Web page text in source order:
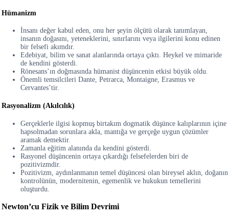
Hümanizm
İnsanı değer kabul eden, onu her şeyin ölçütü olarak tanımlayan,
insanın doğasını, yeteneklerini, sınırlarını veya ilgilerini konu edinen
bir felsefi akımdır.
Edebiyat, bilim ve sanat alanlarında ortaya çıktı. Heykel ve mimaride
de kendini gösterdi.
Rönesans’ın doğmasında hümanist düşüncenin etkisi büyük oldu.
Önemli temsilcileri Dante, Petrarca, Montaigne, Erasmus ve
Cervantes’tir.
Rasyonalizm (Akılcılık)
Gerçeklerle ilgisi kopmuş birtakım dogmatik düşünce kalıplarının içine
hapsolmadan sorunlara akla, mantığa ve gerçeğe uygun çözümler
aramak demektir.
Zamanla eğitim alanında da kendini gösterdi.
Rasyonel düşüncenin ortaya çıkardığı felsefelerden biri de
pozitivizmdir.
Pozitivizm, aydınlanmanın temel düşüncesi olan bireysel aklın, doğanın
kontrolünün, modernitenin, egemenlik ve hukukun temellerini
oluşturdu.
Newton’cu Fizik ve Bilim Devrimi